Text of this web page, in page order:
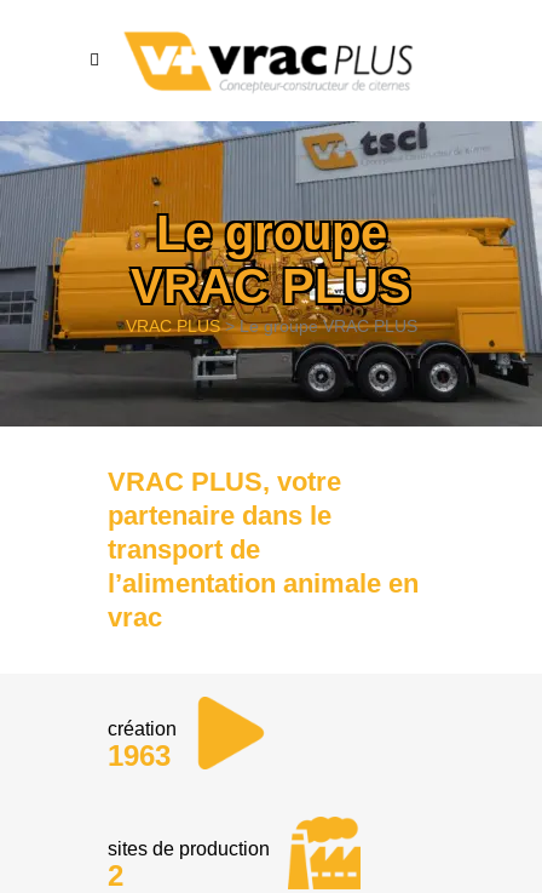
Le groupe
VRAC PLUS
VRAC PLUS>Le groupe VRAC PLUS
VRAC PLUS, votre
partenaire dans le
transport de
l’alimentation animale en
vrac
création
1963
sites de production
2